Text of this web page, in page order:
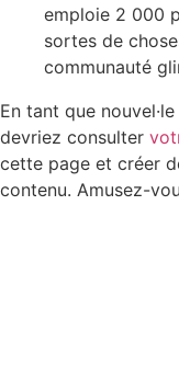
emploie 2 000
sortes de
communauté
En tant que
devriez consulter
cette page et créer
contenu. Amusez-